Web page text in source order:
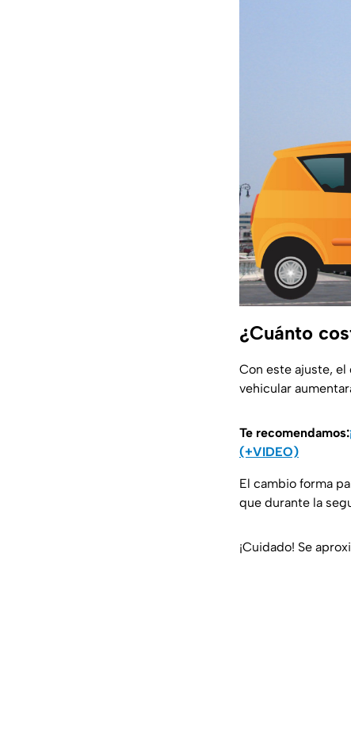
¿Cuánto
Con este ajuste, el
vehicular
Te recomendamos:
(+VIDEO)
El cambio forma
que durante la
¡Cuidado! Se